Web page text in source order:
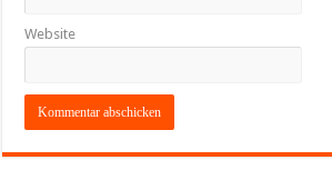
Website